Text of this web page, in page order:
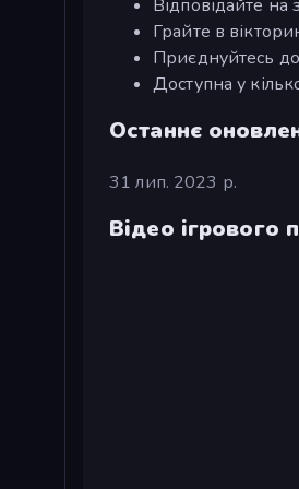
Відповідайте на
Грайте в
Приєднуйтесь
Доступна у
Останнє
31 лип. 2023 р.
Відео ігрового